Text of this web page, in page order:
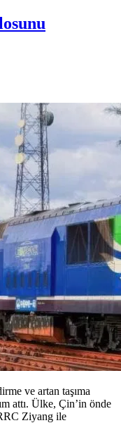
ve artan taşıma
attı. Ülke, Çin’in önde
Ziyang ile